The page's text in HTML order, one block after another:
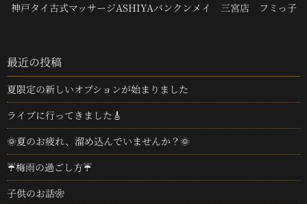
神戸タイ古式マッサージASHIYAバンクンメイ 三宮店 フミっ子
最近の投稿
夏限定の新しいオプションが始まりました
ライブに行ってきました🎸
🌞夏のお疲れ、溜め込んでいませんか？🌞
☔梅雨の過ごし方☔
子供のお話❀